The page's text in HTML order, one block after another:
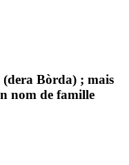
Bòrda) ; mais
nom de famille